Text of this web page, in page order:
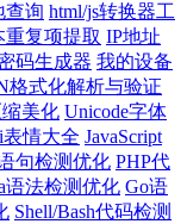
查询 html/js转换器工
重复项提取 IP地址
码生成器 我的设备
格式化解析与验证
缩美化 Unicode字体
表情大全 JavaScript
句检测优化 PHP代
语法检测优化 Go语
Shell/Bash代码检测